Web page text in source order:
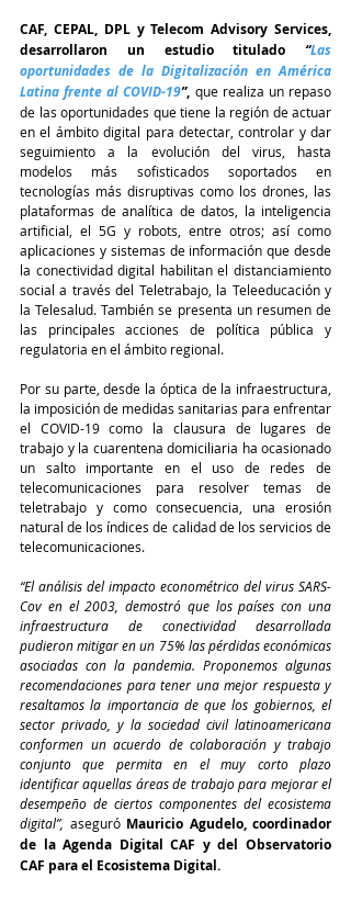
CAF, CEPAL, DPL y Telecom Advisory Services,
desarrollaron un estudio titulado “Las
oportunidades de la Digitalización en América
Latina frente al COVID-19”, que realiza un repaso
de las oportunidades que tiene la región de actuar
en el ámbito digital para detectar, controlar y dar
seguimiento a la evolución del virus, hasta
modelos más sofisticados soportados en
tecnologías más disruptivas como los drones, las
plataformas de analítica de datos, la inteligencia
artificial, el 5G y robots, entre otros; así como
aplicaciones y sistemas de información que desde
la conectividad digital habilitan el distanciamiento
social a través del Teletrabajo, la Teleeducación y
la Telesalud. También se presenta un resumen de
las principales acciones de política pública y
regulatoria en el ámbito regional.
Por su parte, desde la óptica de la infraestructura,
la imposición de medidas sanitarias para enfrentar
el COVID-19 como la clausura de lugares de
trabajo y la cuarentena domiciliaria ha ocasionado
un salto importante en el uso de redes de
telecomunicaciones para resolver temas de
teletrabajo y como consecuencia, una erosión
natural de los índices de calidad de los servicios de
telecomunicaciones.
“El análisis del impacto econométrico del virus SARS-
Cov en el 2003, demostró que los países con una
infraestructura de conectividad desarrollada
pudieron mitigar en un 75% las pérdidas económicas
asociadas con la pandemia. Proponemos algunas
recomendaciones para tener una mejor respuesta y
resaltamos la importancia de que los gobiernos, el
sector privado, y la sociedad civil latinoamericana
conformen un acuerdo de colaboración y trabajo
conjunto que permita en el muy corto plazo
identificar aquellas áreas de trabajo para mejorar el
desempeño de ciertos componentes del ecosistema
digital”, aseguró Mauricio Agudelo, coordinador
de la Agenda Digital CAF y del Observatorio
CAF para el Ecosistema Digital.